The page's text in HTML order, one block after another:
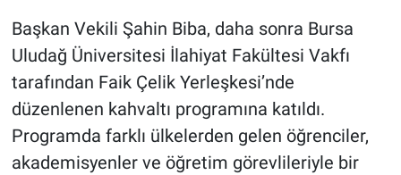
Başkan Vekili Şahin Biba, daha sonra Bursa
Uludağ Üniversitesi İlahiyat Fakültesi Vakfı
tarafından Faik Çelik Yerleşkesi’nde
düzenlenen kahvaltı programına katıldı.
Programda farklı ülkelerden gelen öğrenciler,
akademisyenler ve öğretim görevlileriyle bir